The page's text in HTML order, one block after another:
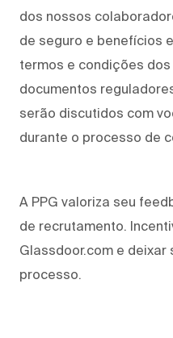
dos nossos
de seguro e benefícios
termos e condições
documentos
serão discutidos com
durante o processo de
A PPG valoriza seu
de recrutamento.
Glassdoor.com e deixar
processo.